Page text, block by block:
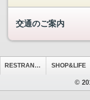
交通のご案内
RESTRANT&CAFE SHOP&LIFE
©